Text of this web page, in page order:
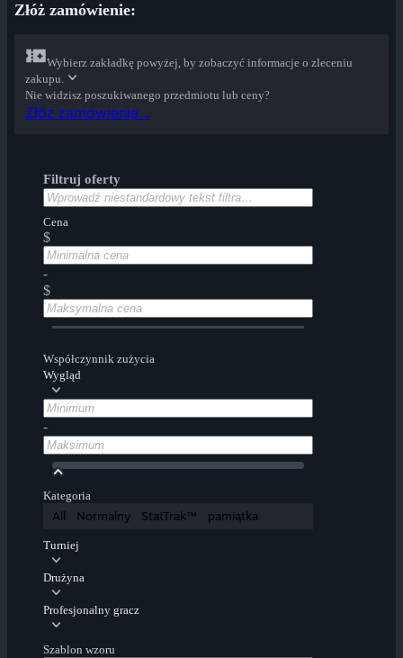
Złóż zamówienie:
Wybierz zakładkę powyżej, by zobaczyć informacje o zleceniu
zakupu.
Nie widzisz poszukiwanego przedmiotu lub ceny?
Złóż zamówienie…
Filtruj oferty
Cena
$
-
$
Współczynnik zużycia
Wygląd
-
Kategoria
All Normalny StatTrak™ pamiątka
Turniej
Drużyna
Profesjonalny gracz
Szablon wzoru